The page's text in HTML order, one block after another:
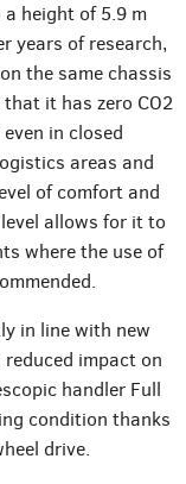
height of 5.9 m
years of research,
the same chassis
it has zero CO2
in closed
areas and
of comfort and
allows for it to
where the use of
in line with new
impact on
handler Full
condition thanks
drive.